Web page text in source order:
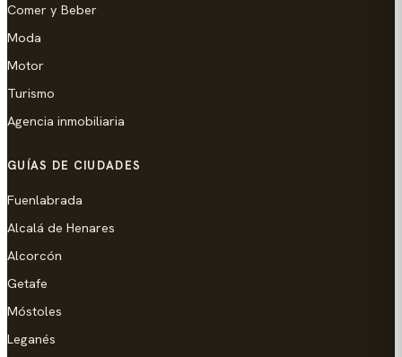
Comer y Beber
Moda
Motor
Turismo
Agencia inmobiliaria
GUÍAS DE CIUDADES
Fuenlabrada
Alcalá de Henares
Alcorcón
Getafe
Móstoles
Leganés